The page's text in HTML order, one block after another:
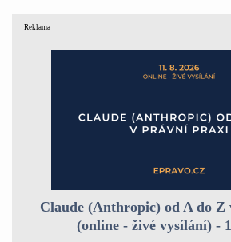
Reklama
Claude (Anthropic) od A do
(online - živé vysílání) -